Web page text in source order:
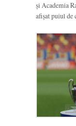
și Academia
afișat puiul de